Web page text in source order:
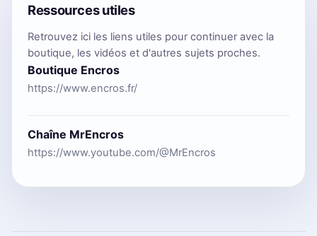
Ressources utiles
Retrouvez ici les liens utiles pour continuer avec la
boutique, les vidéos et d'autres sujets proches.
Boutique Encros
https://www.encros.fr/
Chaîne MrEncros
https://www.youtube.com/@MrEncros